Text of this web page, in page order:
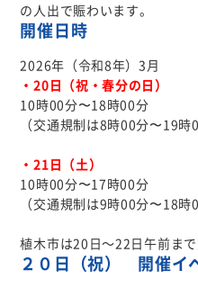
検定試験
お知らせ
の人出で賑わいます。
開催日時
2026年（令和8年）3月
・20日（祝・春分の日）
10時00分〜18時00分
（交通規制は8時00分〜19時
・21日（土）
10時00分〜17時00分
（交通規制は9時00分〜18時
植木市は20日～22日午前ま
２０日（祝） 開催イ